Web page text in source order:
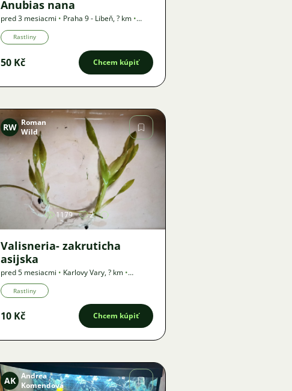
Anubias nana
pred 3 mesiacmi • Praha 9 - Libeň,? km •
Ponuka
Rastliny
50 Kč Chcem kúpiť
Obrázok
RW Roman
Wild
1179 2
Valisneria- zakruticha
asijska
pred 5 mesiacmi • Karlovy Vary,? km •
Ponuka
Rastliny
10 Kč Chcem kúpiť
AK Andrea
Komendová